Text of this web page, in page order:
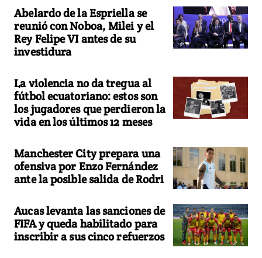
Abelardo de la Espriella se
reunió con Noboa, Milei y el
Rey Felipe VI antes de su
investidura
La violencia no da tregua al
fútbol ecuatoriano: estos son
los jugadores que perdieron la
vida en los últimos 12 meses
Manchester City prepara una
ofensiva por Enzo Fernández
ante la posible salida de Rodri
Aucas levanta las sanciones de
FIFA y queda habilitado para
inscribir a sus cinco refuerzos